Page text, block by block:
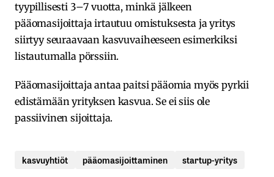
tyypillisesti 3–7 vuotta, minkä jälkeen
pääomasijoittaja irtautuu omistuksesta ja yritys
siirtyy seuraavaan kasvuvaiheeseen esimerkiksi
listautumalla pörssiin.
Pääomasijoittaja antaa paitsi pääomia myös pyrkii
edistämään yrityksen kasvua. Se ei siis ole
passiivinen sijoittaja.
kasvuyhtiöt pääomasijoittaminen startup-yritys